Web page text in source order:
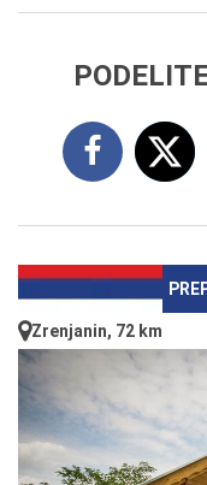
Zrenjanin, 72 km